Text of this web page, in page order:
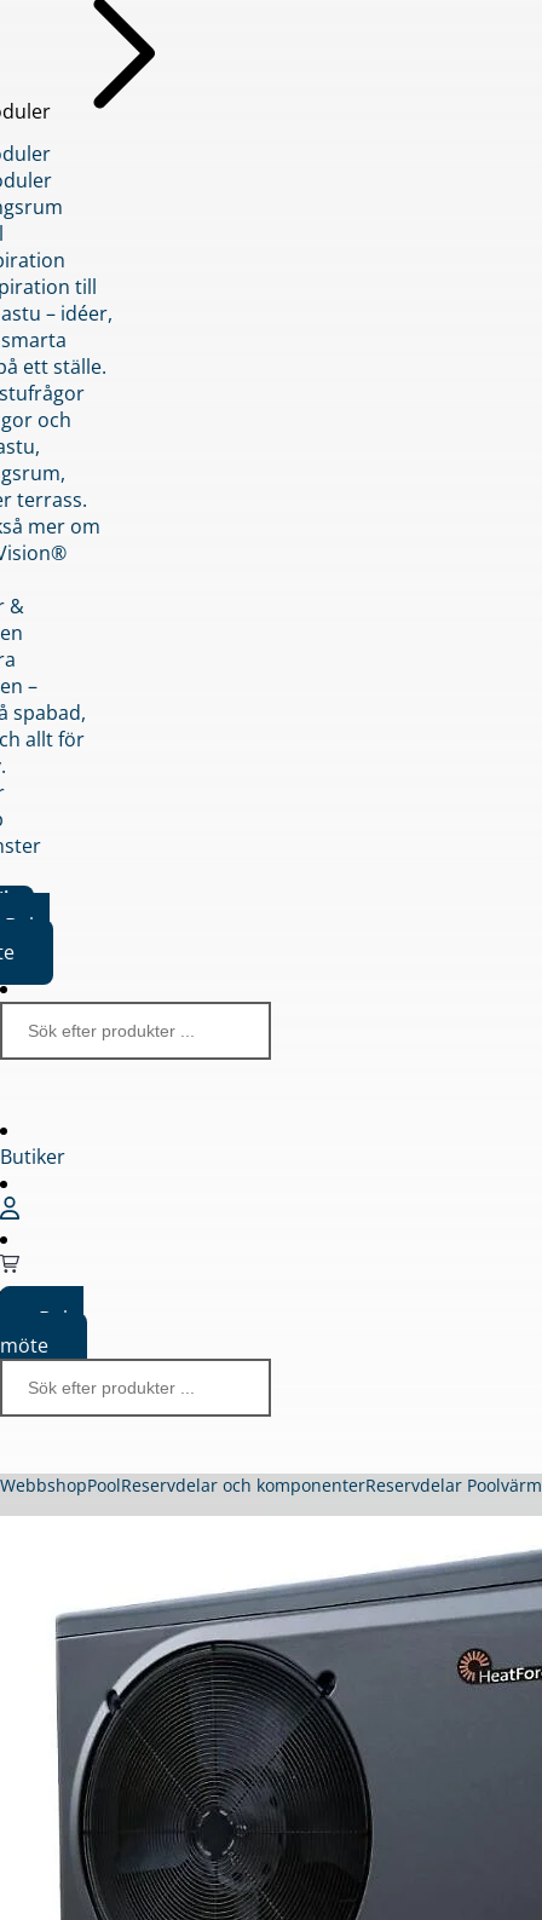
till
– idéer,
ett ställe.
och
terrass.
mer om
&
–
spabad,
allt för
Boka
Butiker
Boka
möte
WebbshopPoolReservdelar och komponenterReservdelar